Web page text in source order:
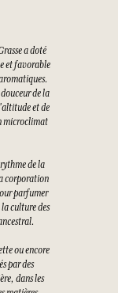
a doté
et favorable
de la
et de
microclimat
de la
corporation
parfumer
la culture des
ou encore
par des
dans les